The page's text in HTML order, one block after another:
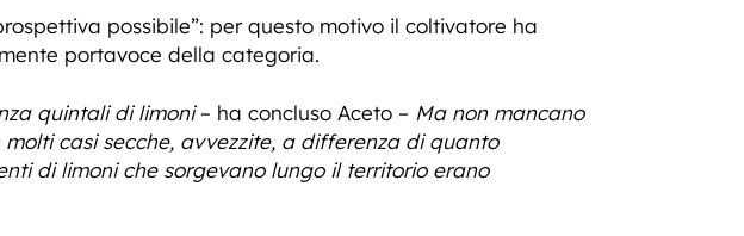
possibile”: per questo motivo il coltivatore ha
portavoce della categoria.
quintali di limoni– ha concluso Aceto – Ma non mancano
casi secche, avvezzite, a differenza di quanto
di limoni che sorgevano lungo il territorio erano